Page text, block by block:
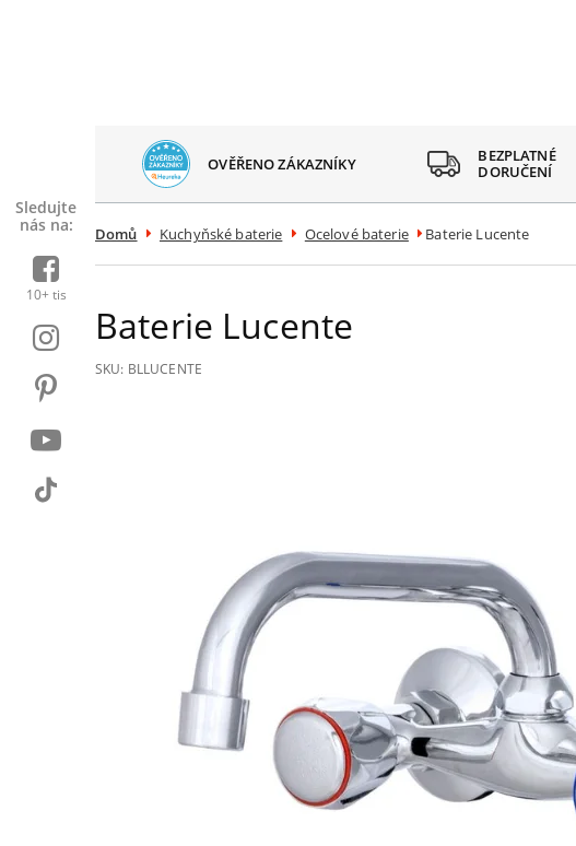
Sledujte
nás na:
10+ tis
OVĚŘENO ZÁKAZNÍKY
BEZPLATNÉ
DORUČENÍ
Domů Kuchyňské baterie Ocelové baterie Baterie Lucente
Baterie Lucente
SKU: BLLUCENTE